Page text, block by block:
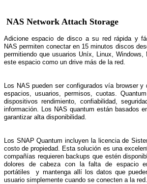
NAS Network Attach Storage
Adicione espacio de disco a su red rápida y
NAS permiten conectar en 15 minutos discos
permitiendo que usuarios Uníx, Linux, Windows,
este espacio como un drive más de la red.
Los NAS pueden ser configurados vía browser y
espacios, usuarios, permisos, cuotas.
dispositivos rendimiento, confiabilidad,
información. Los NAS quantum están basados
garantizar alta disponibilidad.
Los SNAP Quantum incluyen la licencia de
costo de propiedad. Esta solución es una
compañías requieren backups que estén
dolores de cabeza con la falta de espacio
portátiles
y mantenga allí los datos que
usuario simplemente cuando se conecten a la red.